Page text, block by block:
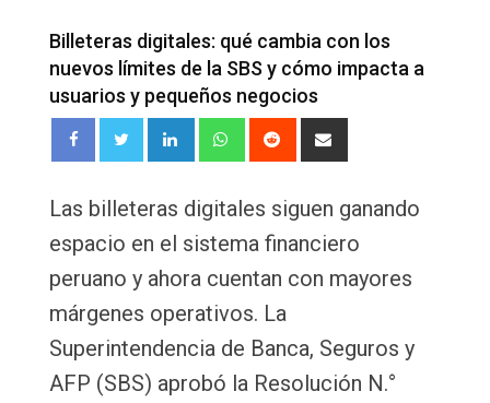
Billeteras digitales: qué cambia con los
nuevos límites de la SBS y cómo impacta a
usuarios y pequeños negocios
LinkedInWhatsapp
Reddit
via
Las billeteras digitales siguen ganando
espacio en el sistema financiero
peruano y ahora cuentan con mayores
márgenes operativos. La
Superintendencia de Banca, Seguros y
AFP (SBS) aprobó la Resolución N.°